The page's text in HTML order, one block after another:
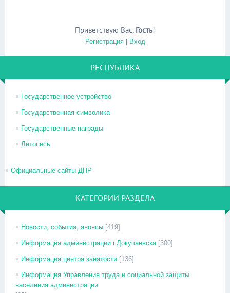
Приветствую Вас, Гость!
Регистрация| Вход
РЕСПУБЛИКА
Государственное устройство
Государственная символика
Государственные награды
Летопись
Официальные сайты ДНР
КАТЕГОРИИ РАЗДЕЛА
Новости, события, анонсы [419]
Информация администрации г.Докучаевска [300]
Информация центра занятости [136]
Информация Управления труда и социальной защиты
населения администрации